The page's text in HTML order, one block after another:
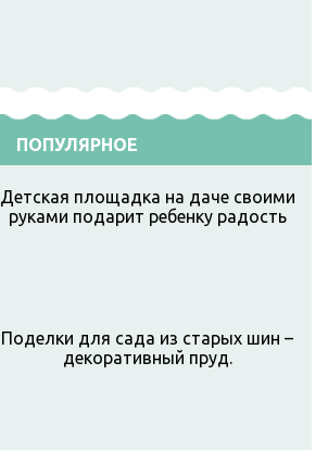
ПОПУЛЯРНОЕ
Детская площадка на даче своими
руками подарит ребенку радость
Поделки для сада из старых шин –
декоративный пруд.